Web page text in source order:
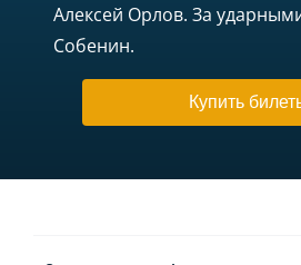
Алексей Орлов. За
Собенин.
Купить